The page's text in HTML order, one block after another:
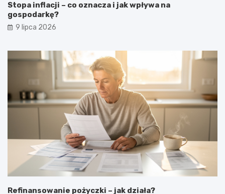
Stopa inflacji – co oznacza i jak wpływa na
gospodarkę?
9 lipca 2026
Refinansowanie pożyczki – jak działa?